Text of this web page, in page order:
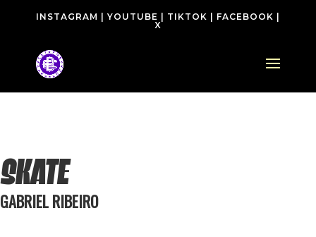
INSTAGRAM YOUTUBE TIKTOK FACEBOOK
X
SKATE
GABRIEL RIBEIRO